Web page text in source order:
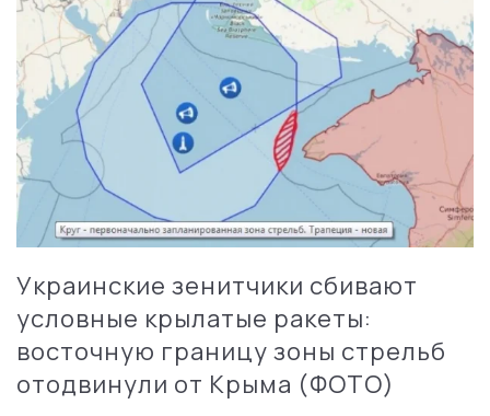
Украинские зенитчики сбивают
условные крылатые ракеты:
восточную границу зоны стрельб
отодвинули от Крыма (ФОТО)